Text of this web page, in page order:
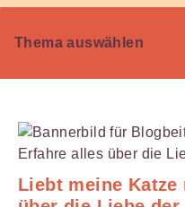
Liebt meine